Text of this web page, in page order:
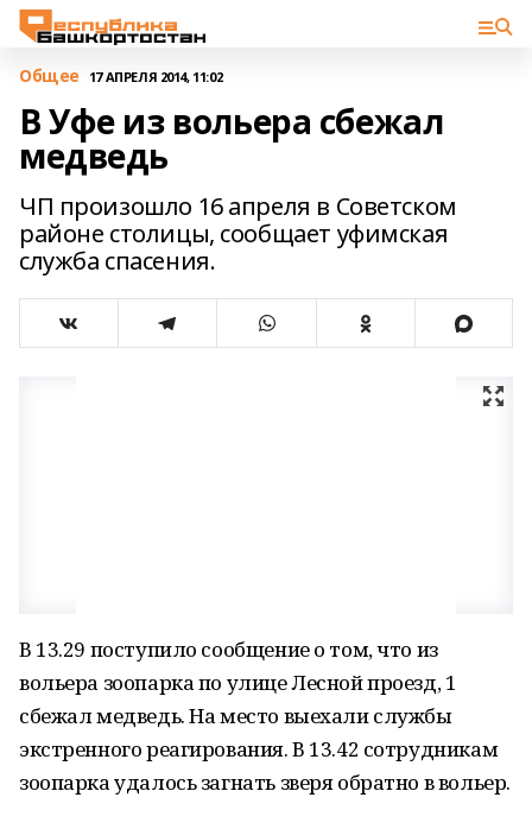
Общее 17 АПРЕЛЯ 2014, 11:02
В Уфе из вольера сбежал
медведь
ЧП произошло 16 апреля в Советском
районе столицы, сообщает уфимская
служба спасения.
В 13.29 поступило сообщение о том, что из
вольера зоопарка по улице Лесной проезд, 1
сбежал медведь. На место выехали службы
экстренного реагирования. В 13.42 сотрудникам
зоопарка удалось загнать зверя обратно в вольер.